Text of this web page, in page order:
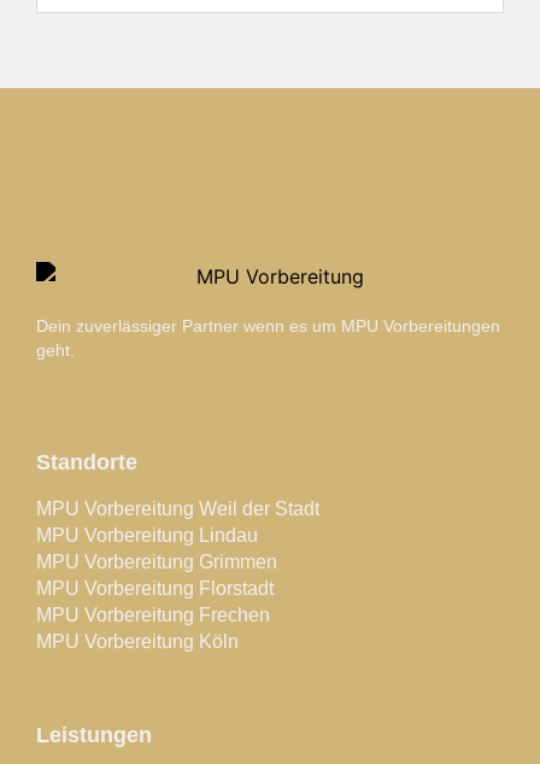
Dein zuverlässiger Partner wenn es um MPU Vorbereitungen
geht.
Standorte
MPU Vorbereitung Weil der Stadt
MPU Vorbereitung Lindau
MPU Vorbereitung Grimmen
MPU Vorbereitung Florstadt
MPU Vorbereitung Frechen
MPU Vorbereitung Köln
Leistungen